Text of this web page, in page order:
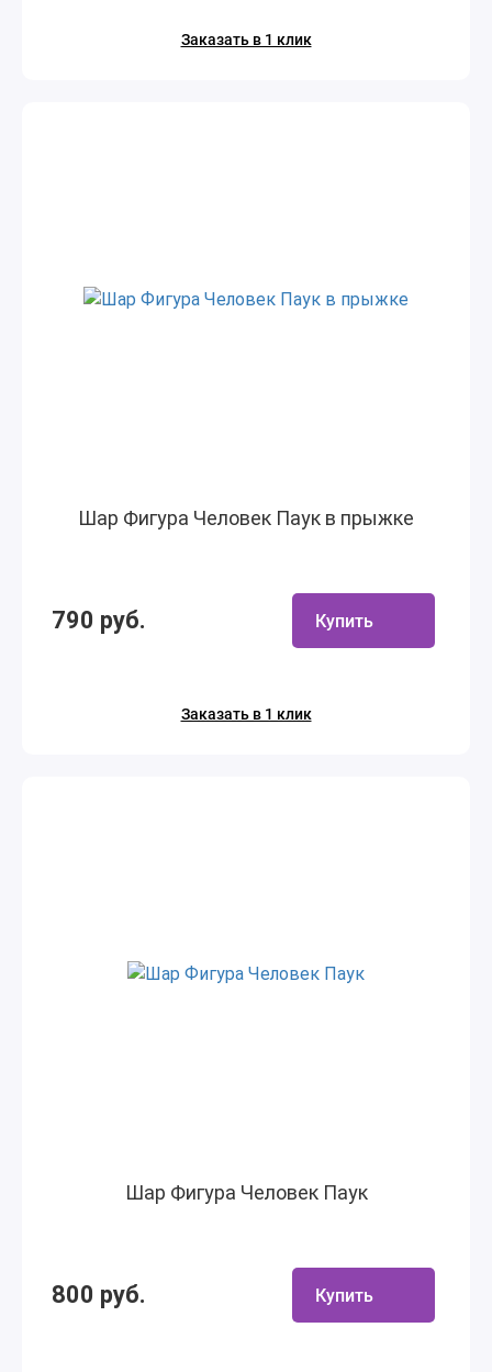
Заказать в 1 клик
Шар Фигура Человек Паук в прыжке
790 руб. Купить
Заказать в 1 клик
Шар Фигура Человек Паук
800 руб. Купить